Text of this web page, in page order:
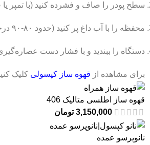
سطح پودر را صاف و فشرده کنید (با تمپر
محفظه را با آب داغ پر کنید (حدود ۸۰-۹۰ درجه).
دستگاه را ببندید و با فشار دست عصاره‌گیری
برای مشاهده از قهوه ساز کپسولی کلیک
قهوه ساز اطلسی متالیک 406
3,150,000 تومان
نانوپرسو عمده